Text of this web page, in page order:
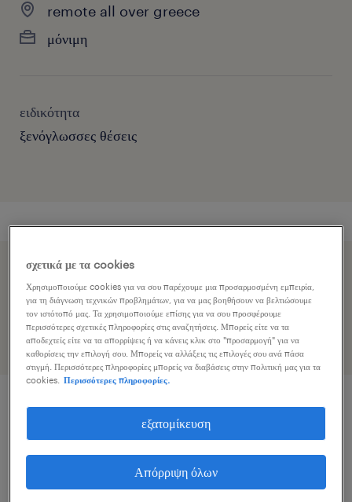
remote all over greece
μόνιμη
ειδικότητα
ξενόγλωσσες θέσεις
Επιταχύνετε την εφαρμογή εργασίας κοινοποιώντας το
προφίλ σας
περιγραφή εργασίας
¿Hablas español? Are you a native Spanish
σχετικά με τα cookies
Χρησιμοποιούμε cookies για να σου παρέχουμε μια προσαρμοσμένη εμπειρία,
για τη διάγνωση τεχνικών προβλημάτων, για να μας βοηθήσουν να βελτιώσουμε
τον ιστότοπό μας. Τα χρησιμοποιούμε επίσης για να σου προσφέρουμε
περισσότερες σχετικές πληροφορίες στις αναζητήσεις. Μπορείς είτε να τα
αποδεχτείς είτε να τα απορρίψεις ή να κάνεις κλικ στο "προσαρμογή" για να
καθορίσεις την επιλογή σου. Μπορείς να αλλάξεις τις επιλογές σου ανά πάσα
στιγμή. Περισσότερες πληροφορίες μπορείς να διαβάσεις στην πολιτική μας για τα
cookies.
Περισσότερες πληροφορίες.
εξατομίκευση
Απόρριψη όλων